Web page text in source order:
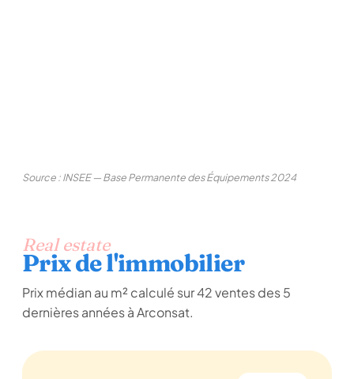
Source : INSEE — Base Permanente des Équipements 2024
Real estate
Prix de l'immobilier
Prix médian au m² calculé sur 42 ventes des 5
dernières années à Arconsat.